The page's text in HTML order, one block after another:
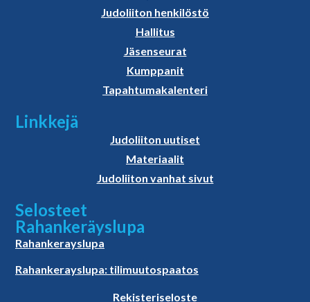
Judoliiton henkilöstö
Hallitus
Jäsenseurat
Kumppanit
Tapahtumakalenteri
Linkkejä
Judoliiton uutiset
Materiaalit
Judoliiton vanhat sivut
Selosteet
Rahankeräyslupa
Rahankerayslupa
Rahankerayslupa: tilimuutospaatos
Rekisteriseloste